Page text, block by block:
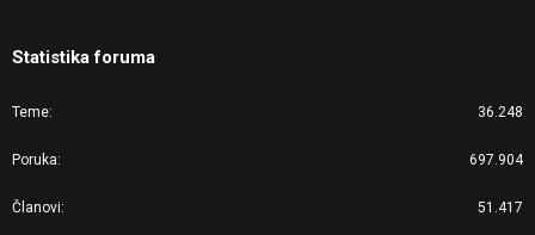
Statistika foruma
Teme 36.248
Poruka 697.904
Članovi 51.417